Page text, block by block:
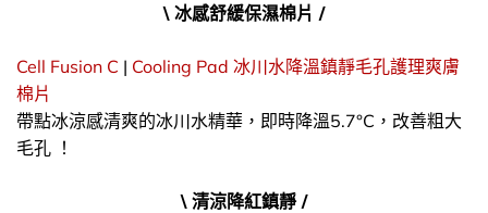
\ 冰感舒緩保濕棉片 /
Cell Fusion C | Cooling Pad 冰川水降溫鎮靜毛孔護理爽膚
棉片
帶點冰涼感清爽的冰川水精華，即時降溫5.7°C，改善粗大
毛孔 ！
\ 清涼降紅鎮靜 /